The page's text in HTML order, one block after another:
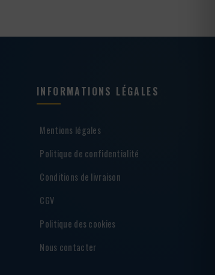
INFORMATIONS LÉGALES
Mentions légales
Politique de confidentialité
Conditions de livraison
CGV
Politique des cookies
Nous contacter